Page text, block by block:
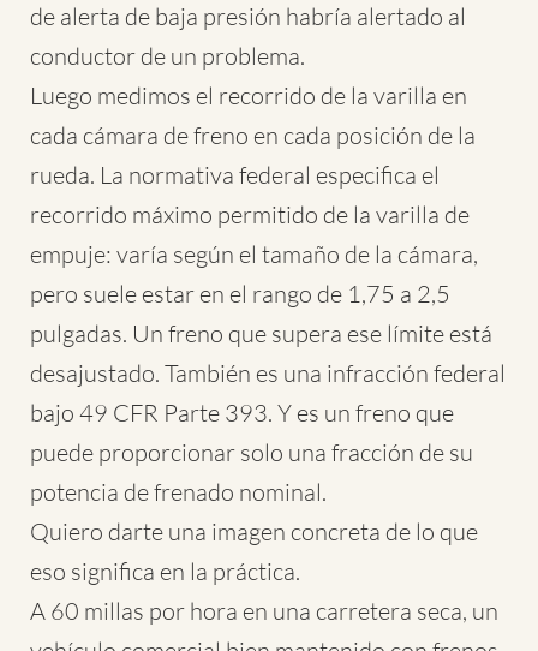
de alerta de baja presión habría alertado al
conductor de un problema.
Luego medimos el recorrido de la varilla en
cada cámara de freno en cada posición de la
rueda. La normativa federal especifica el
recorrido máximo permitido de la varilla de
empuje: varía según el tamaño de la cámara,
pero suele estar en el rango de 1,75 a 2,5
pulgadas. Un freno que supera ese límite está
desajustado. También es una infracción federal
bajo 49 CFR Parte 393. Y es un freno que
puede proporcionar solo una fracción de su
potencia de frenado nominal.
Quiero darte una imagen concreta de lo que
eso significa en la práctica.
A 60 millas por hora en una carretera seca, un